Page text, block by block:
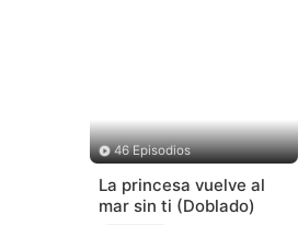
46 Episodios
La princesa vuelve al
mar sin ti (Doblado)